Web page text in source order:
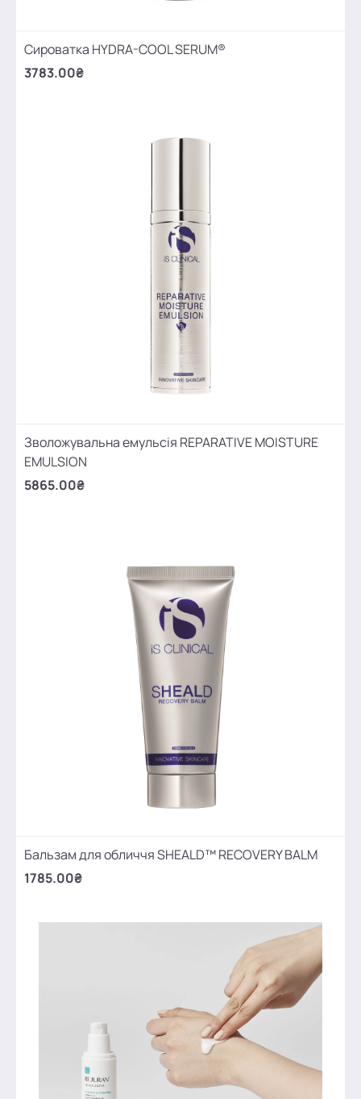
Сироватка HYDRA-COOL SERUM®
3783.00₴
Зволожувальна емульсія REPARATIVE MOISTURE
EMULSION
5865.00₴
Бальзам для обличчя SHEALD™ RECOVERY BALM
1785.00₴